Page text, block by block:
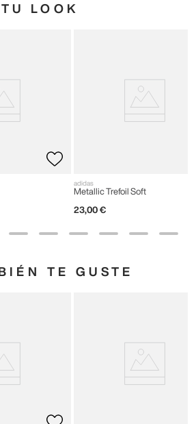
LOOK
adidas
Metallic Trefoil Soft
23,00 €
TE GUSTE